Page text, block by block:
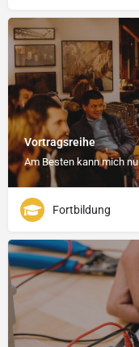
Vortragsreihe
Am Besten kann mich
Fortbildung